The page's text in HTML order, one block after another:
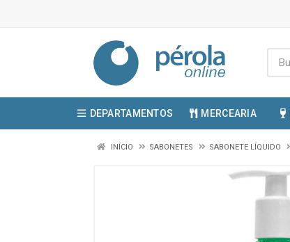
DEPARTAMENTOS MERCEARIA
INÍCIO SABONETES SABONETE LÍQUIDO